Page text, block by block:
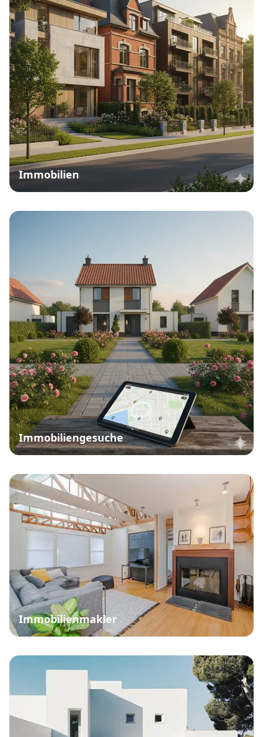
Immobilien
Immobiliengesuche
Immobilienmakler